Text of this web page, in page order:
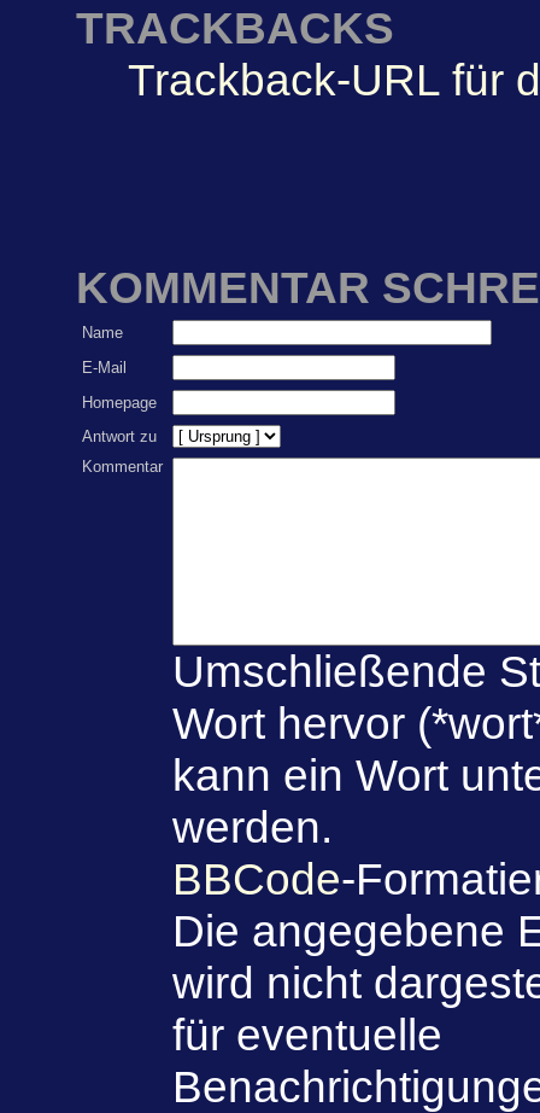
TRACKBACKS
Trackback-URL für
KOMMENTAR
Name
E-Mail
Homepage
Antwort zu
Kommentar
Umschließende
Wort hervor
kann ein Wort
werden.
BBCode-
Die angegebene
wird nicht
für eventuelle